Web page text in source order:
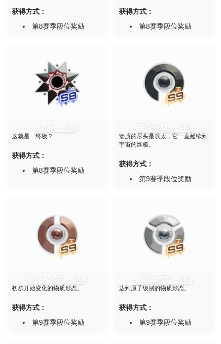
获得方式：
第8赛季段位奖励
获得方式：
第8赛季段位奖励
奇点—S8
这就是…终极？
获得方式：
第8赛季段位奖励
至纯物质—S9
物质的尽头是以太，它一直延续到
宇宙的终极。
获得方式：
第9赛季段位奖励
升格分子—S9
初步开始变化的物质形态。
获得方式：
第9赛季段位奖励
虚空原子—S9
达到原子级别的物质形态。
获得方式：
第9赛季段位奖励